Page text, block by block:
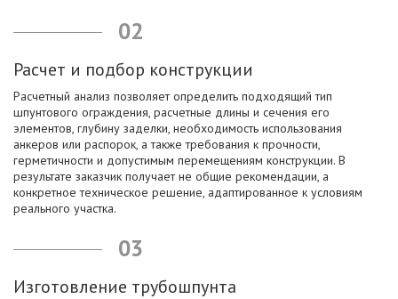
02
Расчет и подбор конструкции
Расчетный анализ позволяет определить подходящий тип
шпунтового ограждения, расчетные длины и сечения его
элементов, глубину заделки, необходимость использования
анкеров или распорок, а также требования к прочности,
герметичности и допустимым перемещениям конструкции. В
результате заказчик получает не общие рекомендации, а
конкретное техническое решение, адаптированное к условиям
реального участка.
03
Изготовление трубошпунта